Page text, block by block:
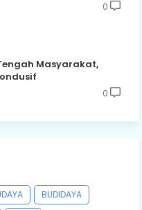
0
Masyarakat,
0
BUDIDAYA